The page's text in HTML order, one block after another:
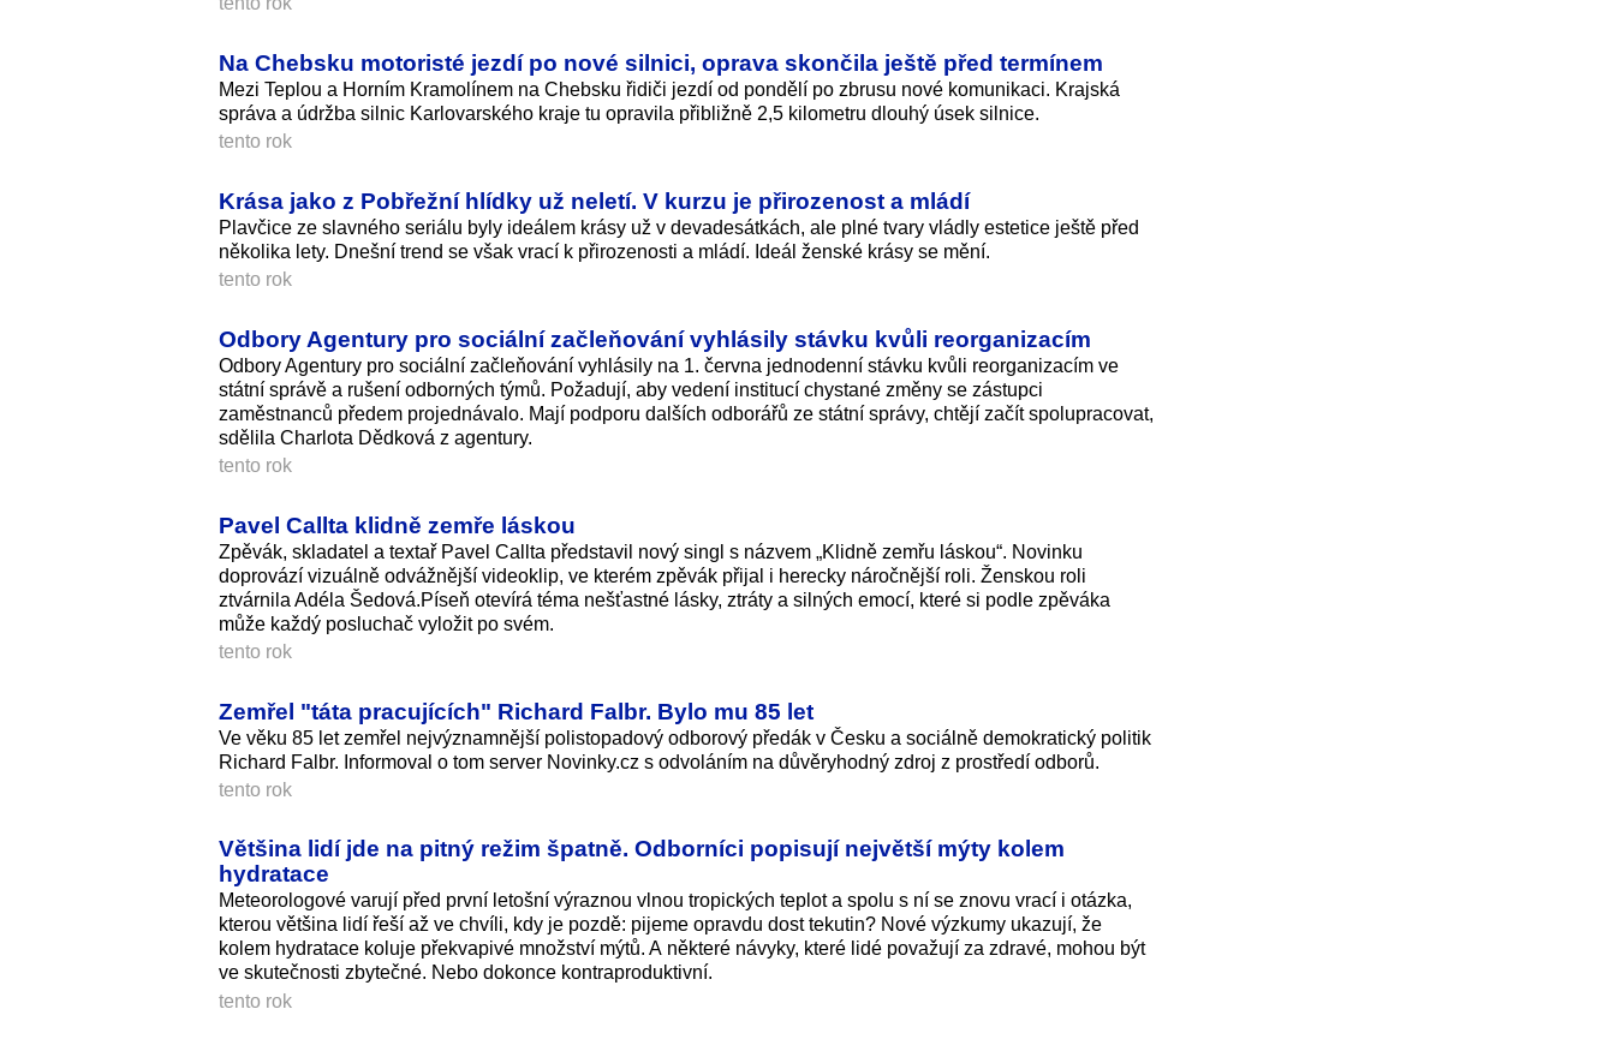
Na Chebsku motoristé jezdí po nové silnici, oprava skončila ještě před termínem
Mezi Teplou a Horním Kramolínem na Chebsku řidiči jezdí od pondělí po zbrusu nové komunikaci. Krajská
správa a údržba silnic Karlovarského kraje tu opravila přibližně 2,5 kilometru dlouhý úsek silnice.
tento rok
Krása jako z Pobřežní hlídky už neletí. V kurzu je přirozenost a mládí
Plavčice ze slavného seriálu byly ideálem krásy už v devadesátkách, ale plné tvary vládly estetice ještě před
několika lety. Dnešní trend se však vrací k přirozenosti a mládí. Ideál ženské krásy se mění.
tento rok
Odbory Agentury pro sociální začleňování vyhlásily stávku kvůli reorganizacím
Odbory Agentury pro sociální začleňování vyhlásily na 1. června jednodenní stávku kvůli reorganizacím ve
státní správě a rušení odborných týmů. Požadují, aby vedení institucí chystané změny se zástupci
zaměstnanců předem projednávalo. Mají podporu dalších odborářů ze státní správy, chtějí začít spolupracovat,
sdělila Charlota Dědková z agentury.
tento rok
Pavel Callta klidně zemře láskou
Zpěvák, skladatel a textař Pavel Callta představil nový singl s názvem „Klidně zemřu láskou“. Novinku
doprovází vizuálně odvážnější videoklip, ve kterém zpěvák přijal i herecky náročnější roli. Ženskou roli
ztvárnila Adéla Šedová.Píseň otevírá téma nešťastné lásky, ztráty a silných emocí, které si podle zpěváka
může každý posluchač vyložit po svém.
tento rok
Zemřel "táta pracujících" Richard Falbr. Bylo mu 85 let
Ve věku 85 let zemřel nejvýznamnější polistopadový odborový předák v Česku a sociálně demokratický politik
Richard Falbr. Informoval o tom server Novinky.cz s odvoláním na důvěryhodný zdroj z prostředí odborů.
tento rok
Většina lidí jde na pitný režim špatně. Odborníci popisují největší mýty kolem
hydratace
Meteorologové varují před první letošní výraznou vlnou tropických teplot a spolu s ní se znovu vrací i otázka,
kterou většina lidí řeší až ve chvíli, kdy je pozdě: pijeme opravdu dost tekutin? Nové výzkumy ukazují, že
kolem hydratace koluje překvapivé množství mýtů. A některé návyky, které lidé považují za zdravé, mohou být
ve skutečnosti zbytečné. Nebo dokonce kontraproduktivní.
tento rok